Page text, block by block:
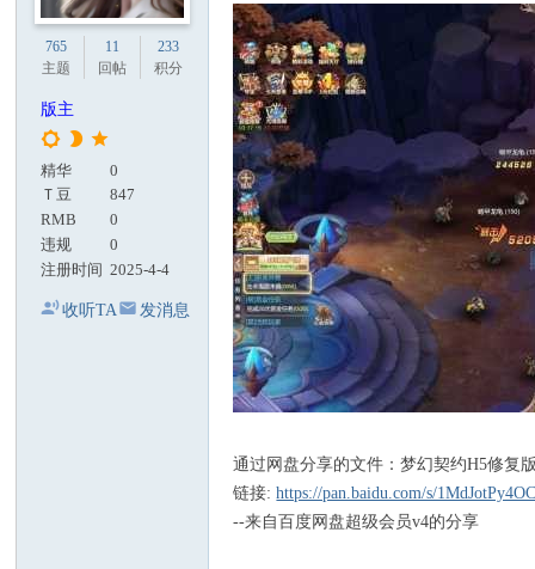
765
主题
11
回帖
233
积分
版主
精华
0
Ｔ豆
847
RMB
0
违规
0
注册时间 2025-4-4
收听TA 发消息
通过网盘分享的文件：梦幻契约H5修复
链接:https://pan.baidu.com/s/
--来自百度网盘超级会员v4的分享